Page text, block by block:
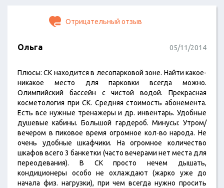
Отрицательный отзыв
Ольга 05/11/2014
Плюсы: СК находится в лесопарковой зоне. Найти какое-
никакое место для парковки всегда можно.
Олимпийский бассейн с чистой водой. Прекрасная
косметология при СК. Средняя стоимость абонемента.
Есть все нужные тренажеры и др. инвентарь. Удобные
душевые кабины. Большой гардероб. Минусы: Утром/
вечером в пиковое время огромное кол-во народа. Не
очень удобные шкафчики. На огромное количество
шкафов всего 3 банкетки (часто вечерами нет места для
переодевания). В СК просто нечем дышать,
кондиционеры особо не охлаждают (жарко уже до
начала физ. нагрузки), при чем всегда нужно просить